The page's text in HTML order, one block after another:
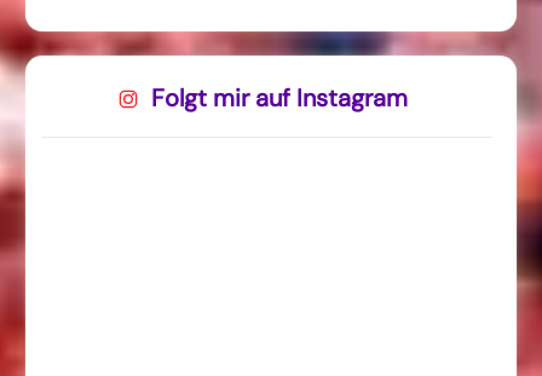
Folgt mir auf Instagram